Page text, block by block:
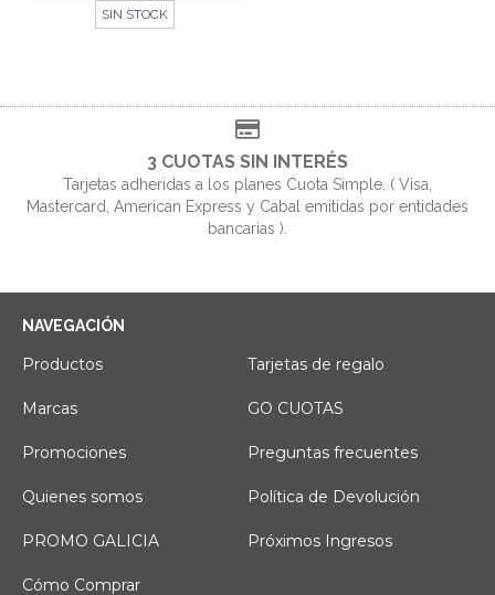
SIN STOCK
3 CUOTAS SIN INTERÉS
Tarjetas adheridas a los planes Cuota Simple. ( Visa,
Mastercard, American Express y Cabal emitidas por entidades
bancarias ).
NAVEGACIÓN
Productos Tarjetas de regalo
Marcas GO CUOTAS
Promociones Preguntas frecuentes
Quienes somos Política de Devolución
PROMO GALICIA Próximos Ingresos
Cómo Comprar